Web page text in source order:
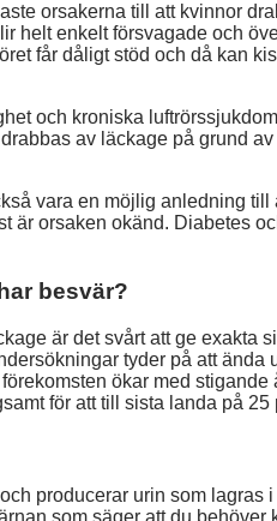
orsakerna till att kvinnor
helt enkelt försvagade och
får dåligt stöd och då kan
och kroniska
av läckage på grund
vara en möjlig anledning
är orsaken okänd. Diabetes
besvär?
är det svårt att ge exakta
tyder på att
ökar med
för att till sista landa på 25
producerar urin som